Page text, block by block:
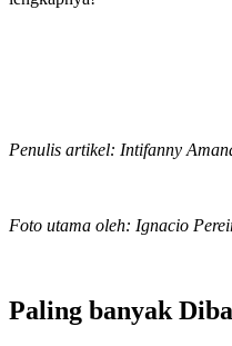
Penulis artikel: Intifanny
Foto utama oleh: Ignacio
Paling banyak